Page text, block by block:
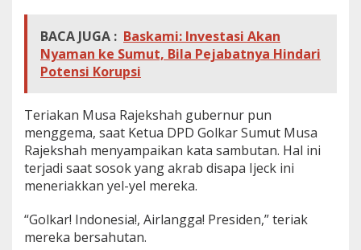
k
s
h
a
G
u
b
e
r
n
r
!
BACA JUGA : Baskami: Investasi Akan
Nyaman ke Sumut, Bila Pejabatnya Hindari
Potensi Korupsi
Teriakan Musa Rajekshah gubernur pun
menggema, saat Ketua DPD Golkar Sumut Musa
Rajekshah menyampaikan kata sambutan. Hal ini
terjadi saat sosok yang akrab disapa Ijeck ini
meneriakkan yel-yel mereka.
“Golkar! Indonesia!, Airlangga! Presiden,” teriak
mereka bersahutan.